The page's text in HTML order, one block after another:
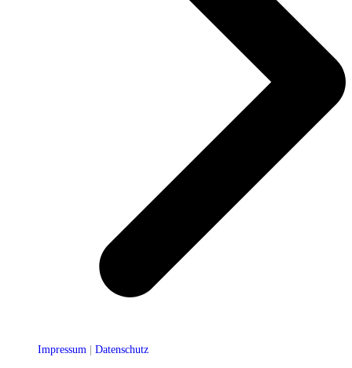
Impressum Datenschutz